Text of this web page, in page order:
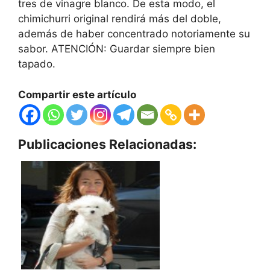
tres de vinagre blanco. De esta modo, el
chimichurri original rendirá más del doble,
además de haber concentrado notoriamente su
sabor. ATENCIÓN: Guardar siempre bien
tapado.
Compartir este artículo
Publicaciones Relacionadas: